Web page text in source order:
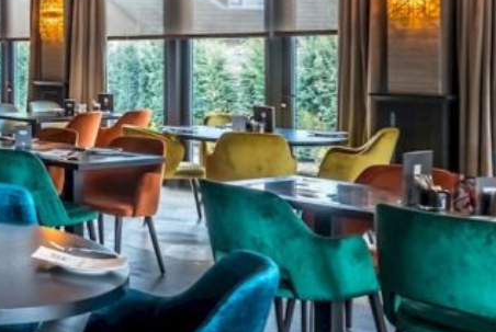
nu kan ik